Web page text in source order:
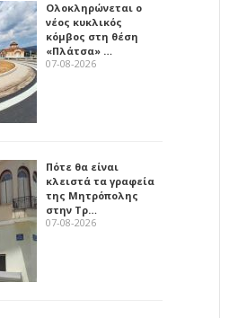
Ολοκληρώνεται ο
νέος κυκλικός
κόμβος στη θέση
«Πλάτσα» …
07-08-2026
Πότε θα είναι
κλειστά τα γραφεία
της Μητρόπολης
στην Τρ…
07-08-2026